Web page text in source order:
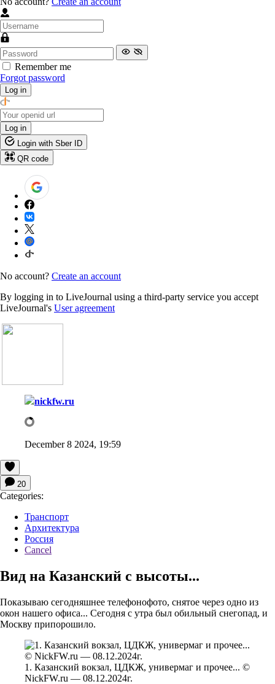
Remember me
Forgot password
Log in
Log in
Login with Sber ID
QR code
No account? Create an account
By logging in to LiveJournal using a third-party service you accept
LiveJournal's User agreement
nickfw.ru
December 8 2024, 19:59
20
Categories:
Транспорт
Архитектура
Россия
Cancel
Вид на Казанский с высоты...
Показываю сегодняшнее телефонофото, снятое через одно из
окон нашего офиса... Сегодня с утра был обильный снегопад, и
Москву припорошило.
1. Казанский вокзал, ЦДКЖ, универмаг и прочее... ©
NickFW.ru — 08.12.2024г.